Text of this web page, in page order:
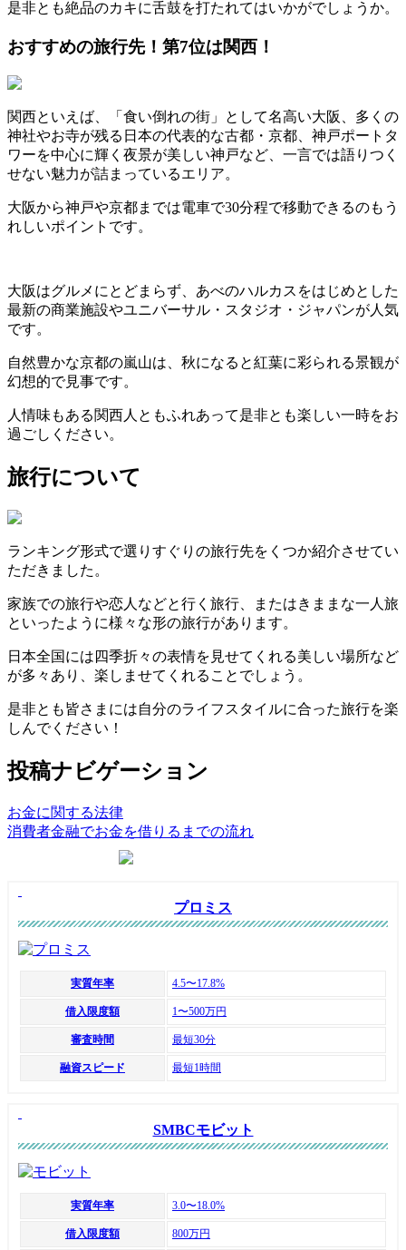
是非とも絶品のカキに舌鼓を打たれてはいかがでしょうか。
おすすめの旅行先！第7位は関西！
関西といえば、「食い倒れの街」として名高い大阪、多くの
神社やお寺が残る日本の代表的な古都・京都、神戸ポートタ
ワーを中心に輝く夜景が美しい神戸など、一言では語りつく
せない魅力が詰まっているエリア。
大阪から神戸や京都までは電車で30分程で移動できるのもう
れしいポイントです。
大阪はグルメにとどまらず、あべのハルカスをはじめとした
最新の商業施設やユニバーサル・スタジオ・ジャパンが人気
です。
自然豊かな京都の嵐山は、秋になると紅葉に彩られる景観が
幻想的で見事です。
人情味もある関西人ともふれあって是非とも楽しい一時をお
過ごしください。
旅行について
ランキング形式で選りすぐりの旅行先をくつか紹介させてい
ただきました。
家族での旅行や恋人などと行く旅行、またはきままな一人旅
といったように様々な形の旅行があります。
日本全国には四季折々の表情を見せてくれる美しい場所など
が多々あり、楽しませてくれることでしょう。
是非とも皆さまには自分のライフスタイルに合った旅行を楽
しんでください！
投稿ナビゲーション
お金に関する法律
消費者金融でお金を借りるまでの流れ
プロミス
実質年率 4.5〜17.8%
借入限度額 1〜500万円
審査時間 最短30分
融資スピード 最短1時間
SMBCモビット
実質年率 3.0〜18.0%
借入限度額 800万円